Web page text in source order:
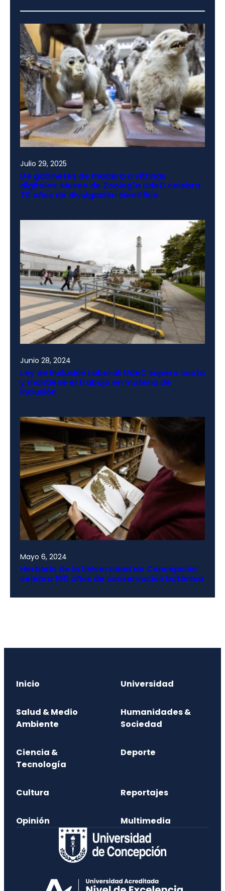
Julio 29, 2025
De gabinetes de madera a vitrinas
digitales: Museo de Zoología UdeC celebra
70 años de divulgación científica
Junio 28, 2024
Ley de Inclusión Laboral: UdeC supera cuota
y mantiene el trabajo en materia de
inclusión
Mayo 6, 2024
Herbario de la Universidad de Concepción
celebra 100 años de conservación botánica
Inicio Universidad
Salud & Medio
Ambiente
Humanidades &
Sociedad
Ciencia &
Tecnología
Deporte
Cultura Reportajes
Opinión Multimedia